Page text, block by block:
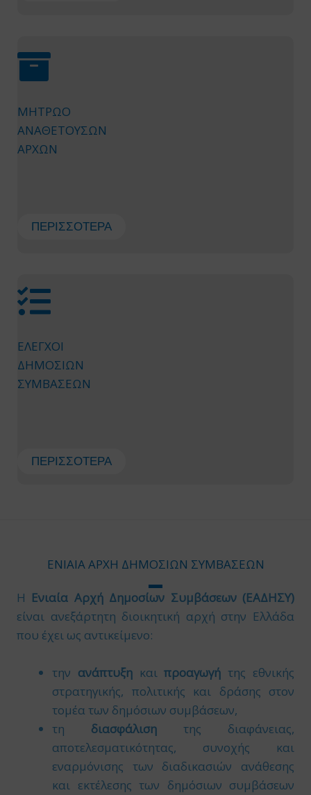
ΜΗΤΡΩΟ
ΑΝΑΘΕΤΟΥΣΩΝ
ΑΡΧΩΝ
ΠΕΡΙΣΣΌΤΕΡΑ
ΕΛΕΓΧΟΙ
ΔΗΜΟΣΙΩΝ
ΣΥΜΒΑΣΕΩΝ
ΠΕΡΙΣΣΌΤΕΡΑ
ΕΝΙΑΙΑ ΑΡΧΗ ΔΗΜΟΣΙΩΝ ΣΥΜΒΑΣΕΩΝ
Η Ενιαία Αρχή Δημοσίων Συμβάσεων (ΕΑΔΗΣΥ)
είναι ανεξάρτητη διοικητική αρχή στην Ελλάδα
που έχει ως αντικείμενο:
την ανάπτυξηκαιπροαγωγή της εθνικής
στρατηγικής, πολιτικής και δράσης στον
τομέα των δημόσιων συμβάσεων,
τη διασφάλιση της διαφάνειας,
αποτελεσματικότητας, συνοχής και
εναρμόνισης των διαδικασιών ανάθεσης
και εκτέλεσης των δημόσιων συμβάσεων